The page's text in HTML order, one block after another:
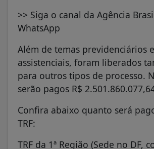
>> Siga o canal da Agência
WhatsApp
Além de temas previdenciários e
assistenciais, foram liberados
para outros tipos de processo.
serão pagos R$
Confira abaixo quanto será
TRF:
TRF da 1ª Região (Sede no DF,